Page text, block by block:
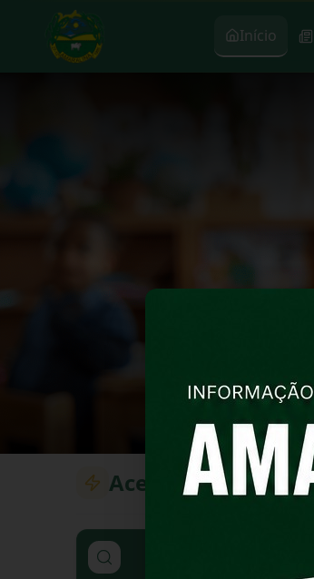
Início
Acesso Rápido